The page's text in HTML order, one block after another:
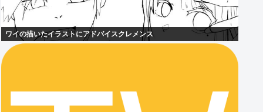
ワイの描いたイラストにアドバイスクレメンス